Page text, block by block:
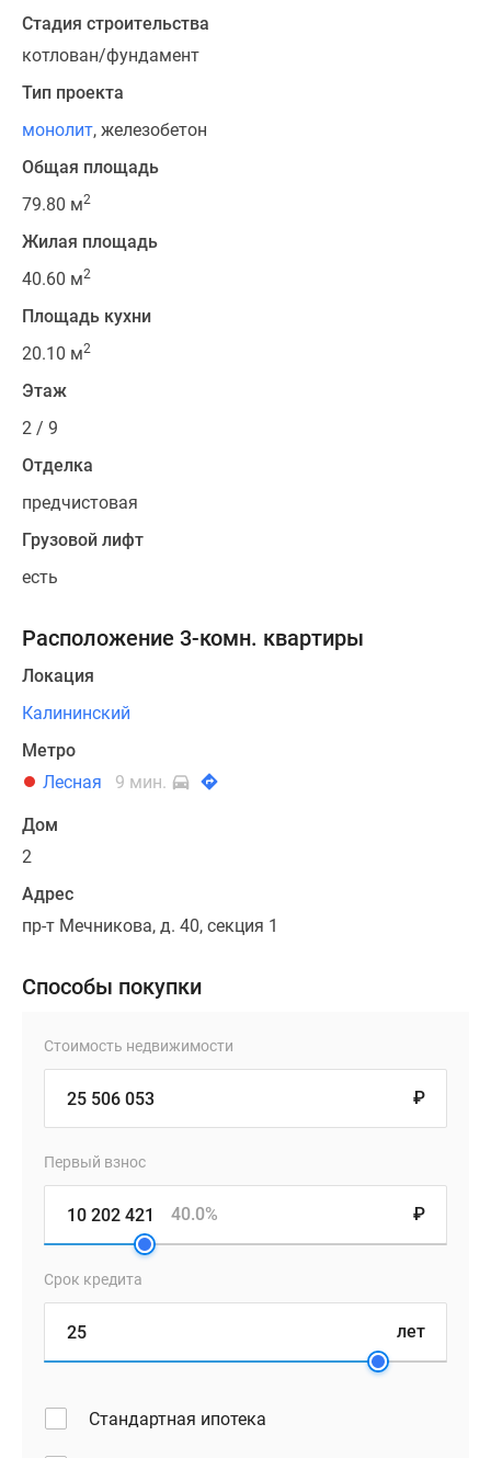
Стадия строительства
котлован/фундамент
Тип проекта
монолит, железобетон
Общая площадь
79.80 м2
Жилая площадь
40.60 м2
Площадь кухни
20.10 м2
Этаж
2 / 9
Отделка
предчистовая
Грузовой лифт
есть
Расположение 3-комн. квартиры
Локация
Калининский
Метро
Лесная
9 мин.
Дом
2
Адрес
пр-т Мечникова, д. 40, секция 1
Способы покупки
Стоимость недвижимости
₽
Первый взнос
₽
40.0%
Срок кредита
лет
Стандартная ипотека